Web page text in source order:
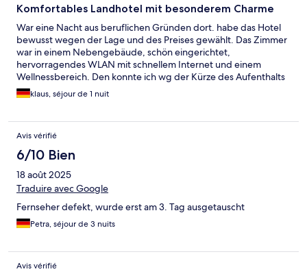
Komfortables Landhotel mit besonderem Charme
War eine Nacht aus beruflichen Gründen dort. habe das Hotel
bewusst wegen der Lage und des Preises gewählt. Das Zimmer
war in einem Nebengebäude, schön eingerichtet,
hervorragendes WLAN mit schnellem Internet und einem
Wellnessbereich. Den konnte ich wg der Kürze des Aufenthalts
leider nicht nützen. Sah aber sehr schön und gepflegt aus.
klaus, séjour de 1 nuit
Avis vérifié
6/10 Bien
18 août 2025
Traduire avec Google
Fernseher defekt, wurde erst am 3. Tag ausgetauscht
Petra, séjour de 3 nuits
Avis vérifié